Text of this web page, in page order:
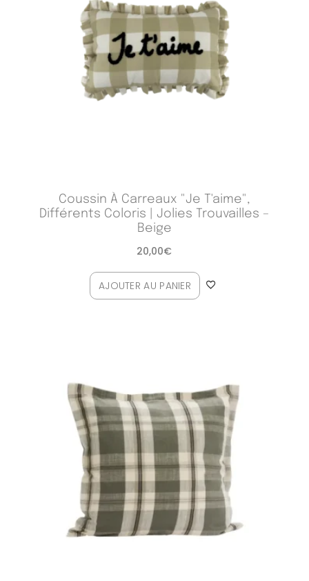
Coussin À Carreaux "Je T'aime",
Différents Coloris | Jolies Trouvailles –
Beige
20,00€
AJOUTER AU PANIER